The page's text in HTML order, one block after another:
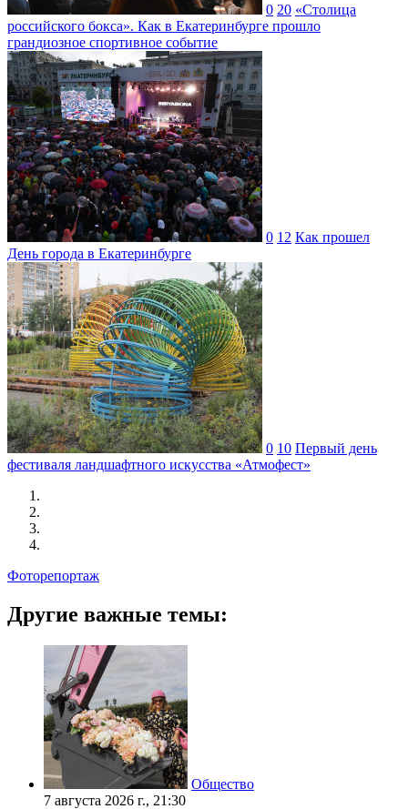
0 20 «Столица
российского бокса». Как в Екатеринбурге прошло
грандиозное спортивное событие
0 12 Как прошел
День города в Екатеринбурге
0 10 Первый день
фестиваля ландшафтного искусства «Атмофест»
Фоторепортаж
Другие важные темы:
Общество
7 августа 2026 г., 21:30